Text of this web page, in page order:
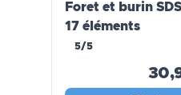
Foret et burin
17 éléments
5/5